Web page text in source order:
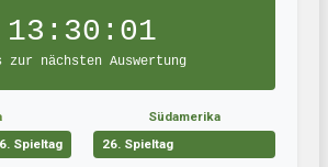
13:30:01
zur nächsten Auswertung
Spieltag
Südamerika
26. Spieltag